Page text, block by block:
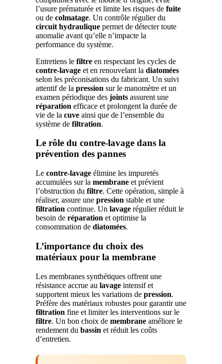
l’usure prématurée et limite les risques de fuite
ou de colmatage. Un contrôle régulier du
circuit hydraulique permet de détecter toute
anomalie avant qu’elle n’impacte la
performance du système.
Entretiens le filtre en respectant les cycles de
contre-lavage et en renouvelant la diatomées
selon les préconisations du fabricant. Un suivi
attentif de la pression sur le manomètre et un
examen périodique des joints assurent une
réparation efficace et prolongent la durée de
vie de la cuve ainsi que de l’ensemble du
système de filtration.
Le rôle du contre-lavage dans la
prévention des pannes
Le contre-lavage élimine les impuretés
accumulées sur la membrane et prévient
l’obstruction du filtre. Cette opération, simple à
réaliser, assure une pression stable et une
filtration continue. Un lavage régulier réduit le
besoin de réparation et optimise la
consommation de diatomées.
L’importance du choix des
matériaux pour la membrane
Les membranes synthétiques offrent une
résistance accrue au lavage intensif et
supportent mieux les variations de pression.
Préfère des matériaux robustes pour garantir une
filtration fine et limiter les interventions sur le
filtre. Un bon choix de membrane améliore le
rendement du bassin et réduit les coûts
d’entretien.